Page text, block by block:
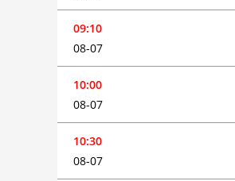
09:10
08-07
10:00
08-07
10:30
08-07